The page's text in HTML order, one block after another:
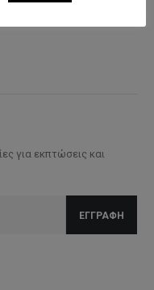
για εκπτώσεις και